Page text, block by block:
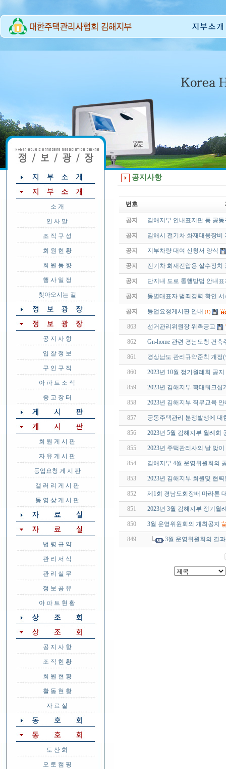
소 개
인 사 말
조 직 구 성
회 원 현 황
회 원 동 향
행 사 일 정
찾아오시는 길
공 지 사 항
입 찰 정 보
구 인 구 직
아 파 트 소 식
중 고 장 터
회 원 게 시 판
자 유 게 시 판
등업요청 게 시 판
갤 러 리 게 시 판
동 영 상 게 시 판
법 령 규 약
관 리 서 식
관 리 실 무
정 보 공 유
아 파 트 현 황
공 지 사 항
조 직 현 황
회 원 현 황
활 동 현 황
자 료 실
토 산 회
오 토 캠 핑
공지사항
번호
공지 김해지부 안내표지판 등 공동
공지 김해시 전기차 화재대응장비
공지 지부차량 대여 신청서 양식
공지 전기차 화재진압용 살수장치
공지 단지내 도로 통행방법 안내
공지 동별대표자 범죄경력 확인
공지 등업요청게시판 안내 (1)
863 선거관리위원장 위촉공고
862 Gn-home 관련 경남도청 건
861 경상남도 관리규약준칙 개정(
860 2023년 10월 정기월례회 공지
859 2023년 김해지부 확대워크샵
858 2023년 김해지부 직무교육 안
857 공동주택관리 분쟁발생에 대
856 2023년 5월 김해지부 월례회
855 2023년 주택관리사의 날 맞
854 김해지부 4월 운영위원회의
853 2023년 김해지부 회원및 협
852 제1회 경남도회장배 마라톤
851 2023년 3월 김해지부 정기월
850 3월 운영위원회의 개최공지
849 3월 운영위원회의 결